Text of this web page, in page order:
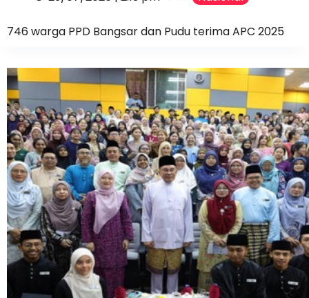
746 warga PPD Bangsar dan Pudu terima APC 2025